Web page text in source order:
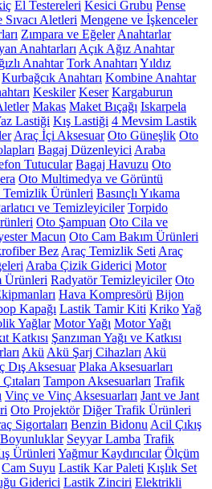
El Testereleri Kesici Grubu Pense
Sıvacı Aletleri Mengene ve İşkenceler
Zımpara ve Eğeler Anahtarlar
Anahtarları Açık Ağız Anahtar
Anahtar Tork Anahtarı Yıldız
Kurbağcık Anahtarı Kombine Anahtar
Keskiler Keser Kargaburun
Makas Maket Bıçağı Iskarpela
Lastiği Kış Lastiği 4 Mevsim Lastik
Araç İçi Aksesuar Oto Güneşlik Oto
Bagaj Düzenleyici Araba
Tutucular Bagaj Havuzu Oto
Oto Multimedya ve Görüntü
Temizlik Ürünleri Basınçlı Yıkama
ve Temizleyiciler Torpido
Oto Şampuan Oto Cila ve
Macun Oto Cam Bakım Ürünleri
Bez Araç Temizlik Seti Araç
Araba Çizik Giderici Motor
Ürünleri Radyatör Temizleyiciler Oto
Hava Kompresörü Bijon
Kapağı Lastik Tamir Kiti KrikoYağ
Yağlar Motor Yağı Motor Yağı
Katkısı Şanzıman Yağı ve Katkısı
Akü Akü Şarj Cihazları Akü
Dış Aksesuar Plaka Aksesuarları
Tampon Aksesuarları Trafik
Vinç ve Vinç Aksesuarları Jant ve Jant
Oto Projektör Diğer Trafik Ürünleri
Sigortaları Benzin Bidonu Acil Çıkış
Boyunluklar Seyyar Lamba Trafik
Ürünleri Yağmur Kaydırıcılar Ölçüm
Cam Suyu Lastik Kar Paleti Kışlık Set
Giderici Lastik Zinciri Elektrikli